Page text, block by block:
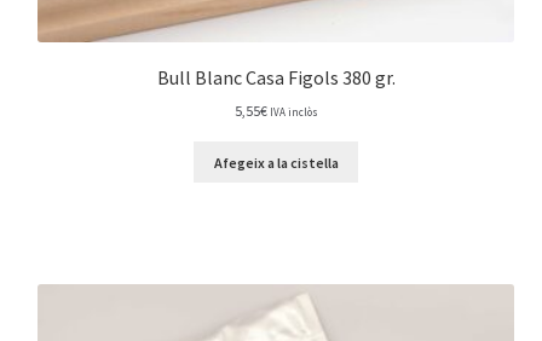
Bull Blanc Casa Figols 380 gr.
5,55€ IVA inclòs
Afegeix a la cistella